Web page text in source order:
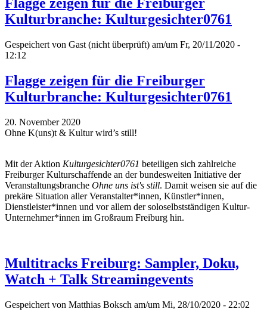
Flagge zeigen für die Freiburger
Kulturbranche: Kulturgesichter0761
Gespeichert von Gast (nicht überprüft) am/um Fr, 20/11/2020 -
12:12
Flagge zeigen für die Freiburger
Kulturbranche: Kulturgesichter0761
20. November 2020
Ohne K(uns)t & Kultur wird’s still!
Mit der Aktion Kulturgesichter0761 beteiligen sich zahlreiche
Freiburger Kulturschaffende an der bundesweiten Initiative der
Veranstaltungsbranche Ohne uns ist's still. Damit weisen sie auf die
prekäre Situation aller Veranstalter*innen, Künstler*innen,
Dienstleister*innen und vor allem der soloselbstständigen Kultur-
Unternehmer*innen im Großraum Freiburg hin.
Multitracks Freiburg: Sampler, Doku,
Watch + Talk Streamingevents
Gespeichert von Matthias Boksch am/um Mi, 28/10/2020 - 22:02